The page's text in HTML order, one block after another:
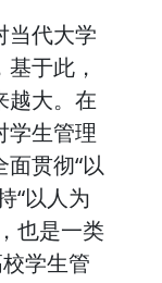
当代大学
于此，
越大。在
学生管理
贯彻“以
“以人为
也是一类
学生管